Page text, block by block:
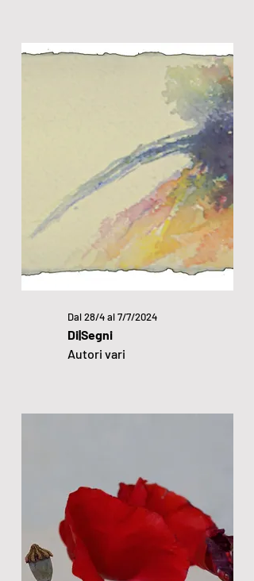
Dal 28/4 al 7/7/2024
Di|Segni
Autori vari